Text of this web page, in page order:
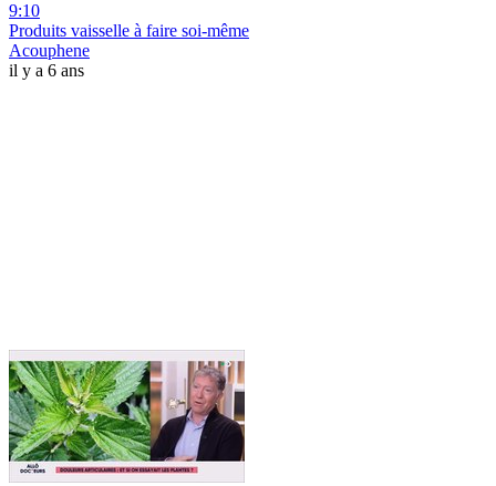
9:10
Produits vaisselle à faire soi-même
Acouphene
il y a 6 ans